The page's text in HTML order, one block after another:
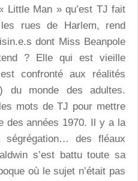
Little Man » qu’est TJ fait
rues de Harlem, rend
dont Miss Beanpole
? Elle qui est vieille
confronté aux réalités
du monde des adultes.
mots de TJ pour mettre
des années 1970. Il y a la
des fléaux
s’est battu toute sa
où le sujet n’était pas